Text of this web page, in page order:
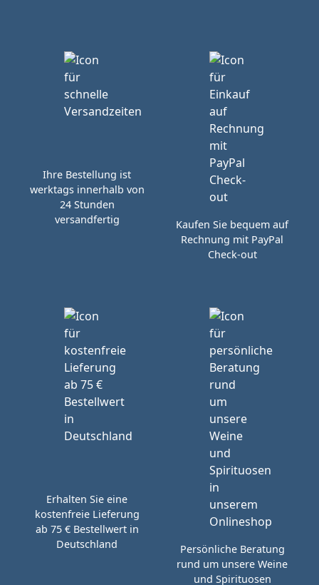
Ihre Bestellung ist
werktags innerhalb von
24 Stunden
versandfertig
Kaufen Sie bequem auf
Rechnung mit PayPal
Check-out
Erhalten Sie eine
kostenfreie Lieferung
ab 75 € Bestellwert in
Deutschland
Persönliche Beratung
rund um unsere Weine
und Spirituosen